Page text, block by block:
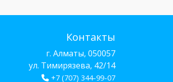
Контакты
г. Алматы, 050057
ул. Тимирязева, 42/14
+7 (707) 344-99-07